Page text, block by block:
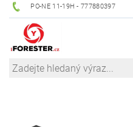
PO-NE 11-19H - 777880397